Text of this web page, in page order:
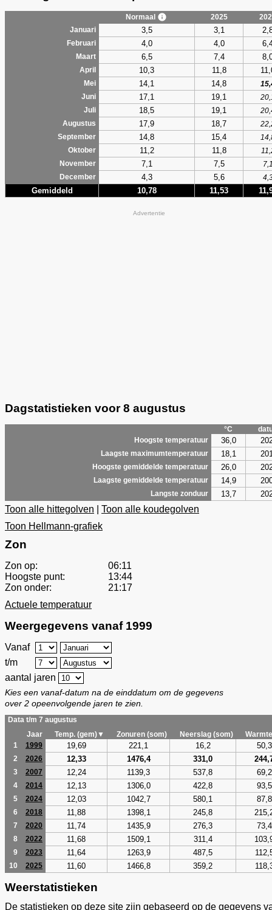
Normaal 2025
Januari
3,5 3,1
Februari 4,0 4,0
Maart 6,5 7,4
April 10,3 11,8
Mei 14,1 14,8
Juni
17,1 19,1
Juli
18,5 19,1
Augustus
17,9 18,7
September
14,8 15,4
Oktober
11,2 11,8
November
7,1 7,5
December
4,3 5,6
Gemiddeld 10,78 11,53
Advertentie
Dagstatistieken voor 8 augustus
°C
Hoogste temperatuur
36,0
Laagste maximumtemperatuur 18,1
Hoogste gemiddelde temperatuur 26,0
Laagste gemiddelde temperatuur 14,9
Langste zonduur 13,7
Toon alle hittegolven
Toon alle koudegolven
Toon Hellmann-grafiek
Zon
Zon op:
06:11
Hoogste punt:
13:44
Zon onder:
21:17
Actuele temperatuur
Weergegevens vanaf 1999
Vanaf
t/m
aantal jaren
Kies een vanaf-datum na de einddatum om de gegevens
over 2 opeenvolgende jaren te zien.
Data t/m 7 augustus
Jaar
Temp. (gem)▼ Zonuren (som) Neerslag (som)
1
1999 19,69 221,1 16,2 50,3
2 2026 12,33 1476,4 331,0
3 2007 12,24 1139,3 537,8 69,2
4 2014 12,13 1306,0 422,8 93,5
5 2024 12,03 1042,7 580,1 87,8
6 2018 11,88 1398,1 245,8
7 2020 11,74 1435,9 276,3 73,4
8 2022 11,68 1509,1 311,4
9 2023 11,64 1263,9 487,5
10 2025 11,60 1466,8 359,2
Weerstatistieken
De statistieken op deze site zijn gebaseerd op de gegevens